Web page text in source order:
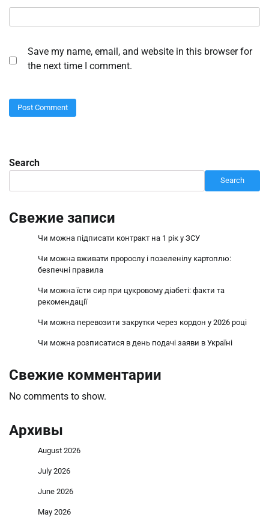
Save my name, email, and website in this browser for
the next time I comment.
Search
Search
Свежие записи
Чи можна підписати контракт на 1 рік у ЗСУ
Чи можна вживати пророслу і позеленілу картоплю:
безпечні правила
Чи можна їсти сир при цукровому діабеті: факти та
рекомендації
Чи можна перевозити закрутки через кордон у 2026 році
Чи можна розписатися в день подачі заяви в Україні
Свежие комментарии
No comments to show.
Архивы
August 2026
July 2026
June 2026
May 2026